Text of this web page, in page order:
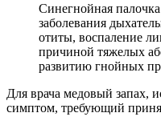
Синегнойная
заболевания
отиты, воспаление
причиной тяжелых
развитию гнойных
Для врача медовый запах,
симптом, требующий